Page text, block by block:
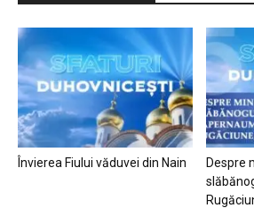
Învierea Fiului văduvei din Nain
Despre